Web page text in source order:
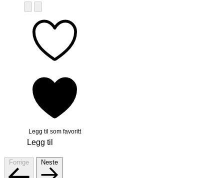
Legg til som favoritt
Legg til
Forrige Neste